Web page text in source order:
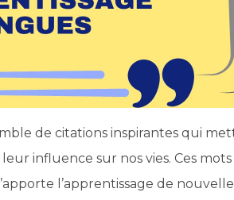
de citations inspirantes qui
influence sur nos vies. Ces mots
l’apprentissage de